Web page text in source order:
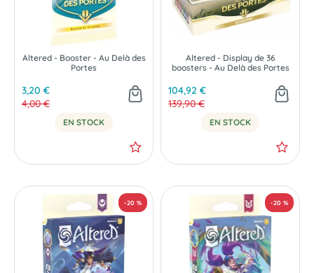
Altered - Booster - Au Delà des
Portes
3,20 €
4,00 €
EN STOCK
Altered - Display de 36
boosters - Au Delà des Portes
104,92 €
139,90 €
EN STOCK